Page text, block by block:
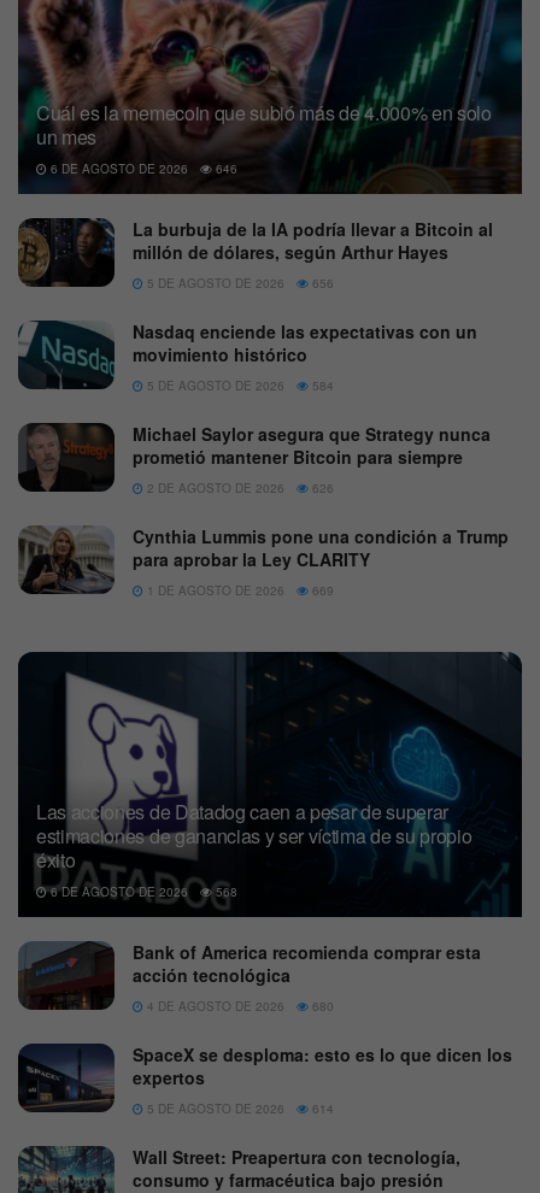
Cuál es la memecoin que subió más de 4.000% en solo
un mes
6 DE AGOSTO DE 2026 646
La burbuja de la IA podría llevar a Bitcoin al
millón de dólares, según Arthur Hayes
5 DE AGOSTO DE 2026 656
Nasdaq enciende las expectativas con un
movimiento histórico
5 DE AGOSTO DE 2026 584
Michael Saylor asegura que Strategy nunca
prometió mantener Bitcoin para siempre
2 DE AGOSTO DE 2026 626
Cynthia Lummis pone una condición a Trump
para aprobar la Ley CLARITY
1 DE AGOSTO DE 2026 669
Las acciones de Datadog caen a pesar de superar
estimaciones de ganancias y ser víctima de su propio
éxito
6 DE AGOSTO DE 2026 568
Bank of America recomienda comprar esta
acción tecnológica
4 DE AGOSTO DE 2026 680
SpaceX se desploma: esto es lo que dicen los
expertos
5 DE AGOSTO DE 2026 614
Wall Street: Preapertura con tecnología,
consumo y farmacéutica bajo presión